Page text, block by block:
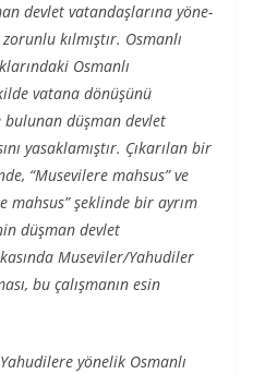
devlet vatandaşlarına yöne­
kılmıştır. Osmanlı
Osmanlı
vatana dönüşünü
bulunan düşman devlet
yasaklamıştır. Çı­karılan bir
“Musevilere mah­sus” ve
mahsus” şeklinde bir ay­rım
düşman devlet
Museviler/Yahudiler
bu çalışmanın esin
yönelik Osmanlı